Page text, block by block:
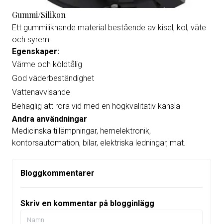
Gummi/Silikon
Ett gummiliknande material bestående av kisel, kol, väte
och syrem
Egenskaper:
Värme och köldtålig
God väderbeständighet
Vattenavvisande
Behaglig att röra vid med en högkvalitativ känsla
Andra användningar
Medicinska tillämpningar, hemelektronik,
kontorsautomation, bilar, elektriska ledningar, mat.
Bloggkommentarer
Skriv en kommentar på blogginlägg